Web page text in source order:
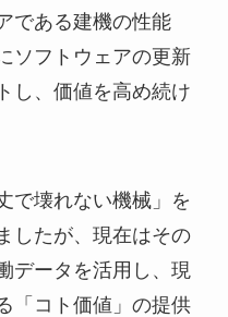
である建機の性能
ソフトウェアの更新
し、価値を高め続け
で壊れない機械」を
したが、現在はその
データを活用し、現
「コト価値」の提供